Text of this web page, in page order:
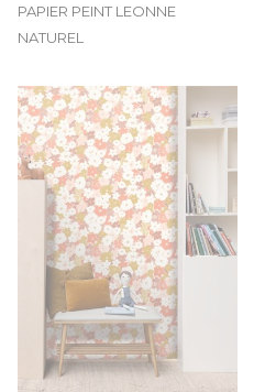
PAPIER PEINT LEONNE
NATUREL